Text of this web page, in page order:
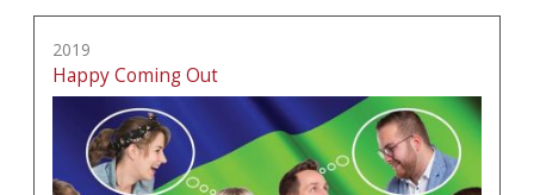
2019
Happy Coming Out